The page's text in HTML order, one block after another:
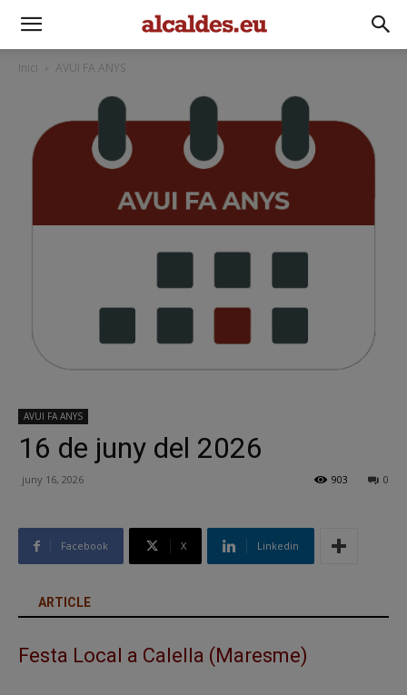
Inici AVUI FA ANYS
AVUI FA ANYS
16 de juny del 2026
juny 16, 2026 0
903
Facebook X Linkedin
ARTICLE
Festa Local a Calella (Maresme)